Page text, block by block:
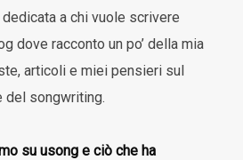
a chi vuole scrivere
dove racconto un po’ della mia
articoli e miei pensieri sul
del songwriting.
su usong e ciò che ha